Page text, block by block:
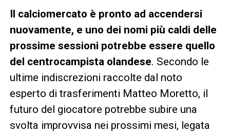
Il calciomercato è pronto ad accendersi
nuovamente, e uno dei nomi più caldi delle
prossime sessioni potrebbe essere quello
del centrocampista olandese. Secondo le
ultime indiscrezioni raccolte dal noto
esperto di trasferimenti Matteo Moretto, il
futuro del giocatore potrebbe subire una
svolta improvvisa nei prossimi mesi, legata